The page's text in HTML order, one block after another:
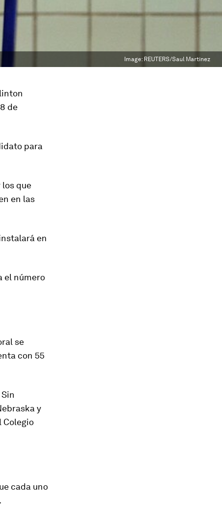
Image: REUTERS/Saul Martinez
de
para
los que
en las
en
el número
se
con 55
y
Colegio
cada uno
.